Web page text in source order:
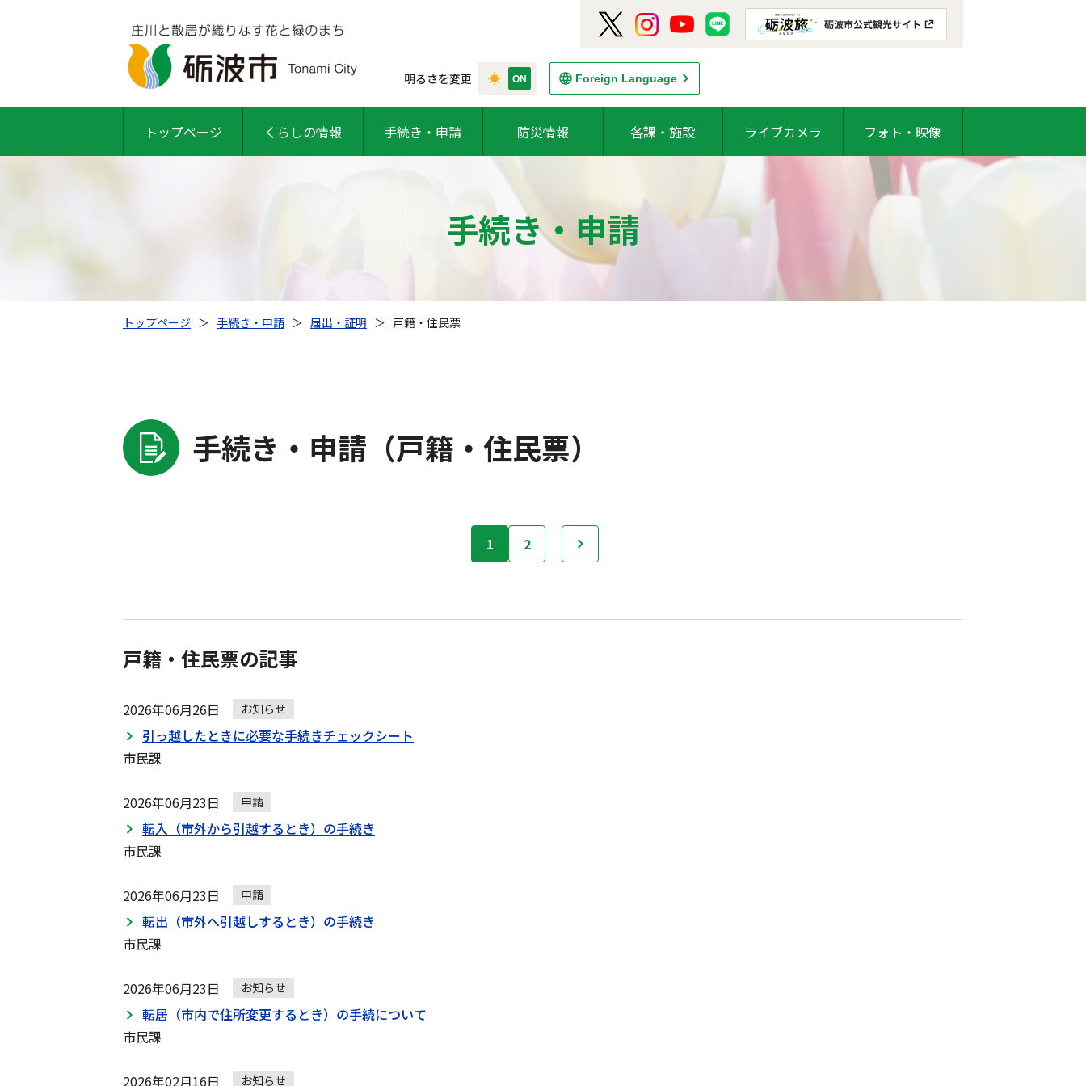
明るさを変更 Foreign Language
トップページ くらしの情報 手続き・申請 防災情報 各課・施設 ライブカメラ フォト・映像
手続き・申請
トップページ ＞ 手続き・申請 ＞ 届出・証明 ＞ 戸籍・住民票
手続き・申請（戸籍・住民票）
請
ナ
ゲ
ー
シ
ン
1 2
戸籍・住民票の記事
2026年06月26日 お知らせ
引っ越したときに必要な手続きチェックシート
市民課
2026年06月23日 申請
転入（市外から引越するとき）の手続き
市民課
2026年06月23日 申請
転出（市外へ引越しするとき）の手続き
市民課
2026年06月23日 お知らせ
転居（市内で住所変更するとき）の手続について
市民課
2026年02月16日 お知らせ